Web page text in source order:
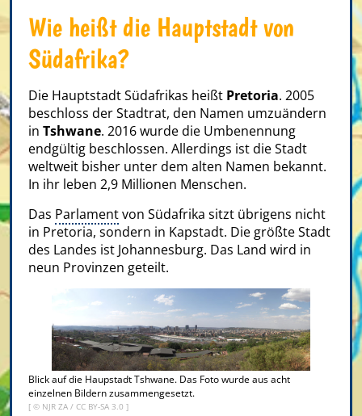
Wie heißt die Hauptstadt von
Südafrika?
Die Hauptstadt Südafrikas heißt Pretoria. 2005
beschloss der Stadtrat, den Namen umzuändern
in Tshwane. 2016 wurde die Umbenennung
endgültig beschlossen. Allerdings ist die Stadt
weltweit bisher unter dem alten Namen bekannt.
In ihr leben 2,9 Millionen Menschen.
Das Parlamentvon Südafrika sitzt übrigens nicht
in Pretoria, sondern in Kapstadt. Die größte Stadt
des Landes ist Johannesburg. Das Land wird in
neun Provinzen geteilt.
Blick auf die Haupstadt Tshwane. Das Foto wurde aus acht
einzelnen Bildern zusammengesetzt.
[ © NJR ZA / CC BY-SA 3.0 ]